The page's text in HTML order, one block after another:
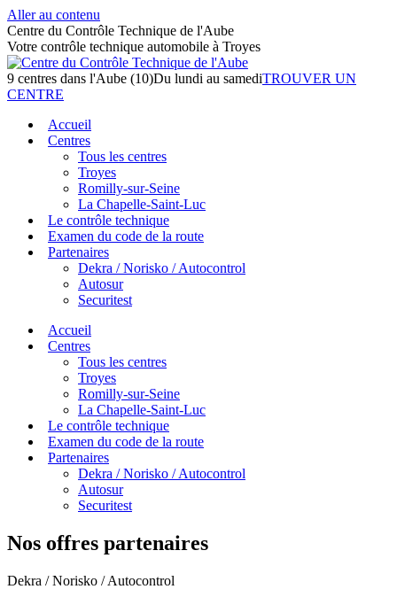
Aller au contenu
Centre du Contrôle Technique de l'Aube
Votre contrôle technique automobile à Troyes
9 centres dans l'Aube (10)Du lundi au samediTROUVER UN
CENTRE
Accueil
Centres
Tous les centres
Troyes
Romilly-sur-Seine
La Chapelle-Saint-Luc
Le contrôle technique
Examen du code de la route
Partenaires
Dekra / Norisko / Autocontrol
Autosur
Securitest
Accueil
Centres
Tous les centres
Troyes
Romilly-sur-Seine
La Chapelle-Saint-Luc
Le contrôle technique
Examen du code de la route
Partenaires
Dekra / Norisko / Autocontrol
Autosur
Securitest
Nos offres partenaires
Dekra / Norisko / Autocontrol